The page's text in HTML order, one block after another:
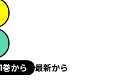
巻から 最新から